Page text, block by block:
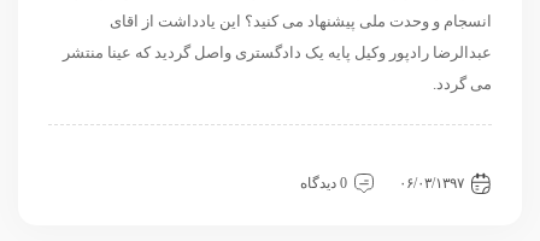
انسجام و وحدت ملی پیشنهاد می کنید؟ این یادداشت از اقای
عبدالرضا رادپور وکیل پایه یک دادگستری واصل گردید که عینا منتشر
می گردد.
۰۶/۰۳/۱۳۹۷
0 دیدگاه